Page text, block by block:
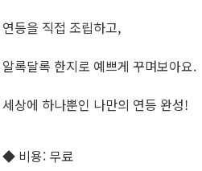
연등을 직접 조립하고,
알록달록 한지로 예쁘게 꾸며보아요.
세상에 하나뿐인 나만의 연등 완성!
◆ 비용: 무료